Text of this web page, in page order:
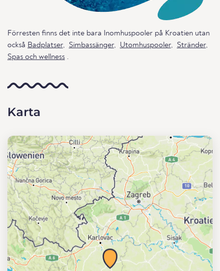
Förresten finns det inte bara Inomhuspooler på Kroatien utan
också Badplatser, Simbassänger, Utomhuspooler, Stränder,
Spas och wellness .
Karta